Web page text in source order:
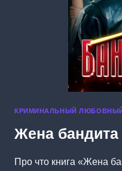
КРИМИНАЛЬНЫЙ
Жена бандита
Про что книга «Жена